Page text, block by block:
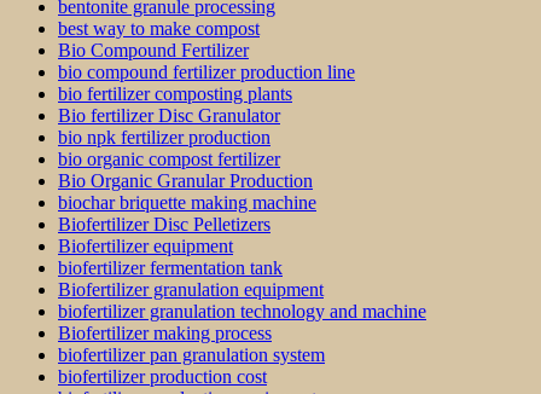
bentonite granule processing
best way to make compost
Bio Compound Fertilizer
bio compound fertilizer production line
bio fertilizer composting plants
Bio fertilizer Disc Granulator
bio npk fertilizer production
bio organic compost fertilizer
Bio Organic Granular Production
biochar briquette making machine
Biofertilizer Disc Pelletizers
Biofertilizer equipment
biofertilizer fermentation tank
Biofertilizer granulation equipment
biofertilizer granulation technology and machine
Biofertilizer making process
biofertilizer pan granulation system
biofertilizer production cost